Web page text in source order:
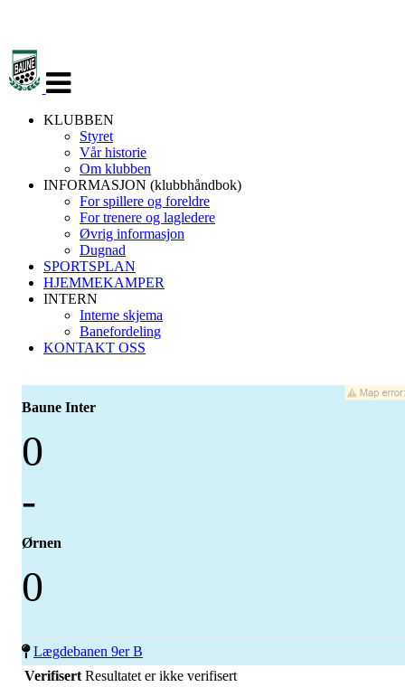
navigasjon
KLUBBEN
Styret
Vår historie
Om klubben
INFORMASJON (klubbhåndbok)
For spillere og foreldre
For trenere og lagledere
Øvrig informasjon
Dugnad
SPORTSPLAN
HJEMMEKAMPER
INTERN
Interne skjema
Banefordeling
KONTAKT OSS
Baune Inter
0
-
Ørnen
0
Lægdebanen 9er B
Verifisert Resultatet er ikke verifisert